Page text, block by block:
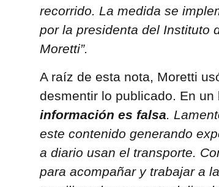
recorrido. La medida se
por la presidenta del Instituto
Moretti”.
A raíz de esta nota, Moretti
desmentir lo publicado. En
información es falsa.
este contenido generando
a diario usan el transporte.
para acompañar y trabajar a